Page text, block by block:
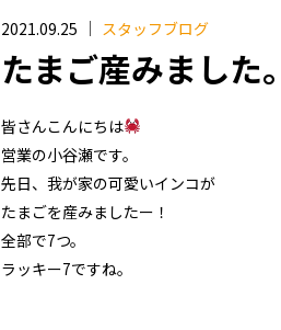
2021.09.25 スタッフブログ
たまご産みました
皆さんこんにちは
営業の小谷瀬です。
先日、我が家の可愛いインコが
たまごを産みましたー！
全部で7つ。
ラッキー7ですね。